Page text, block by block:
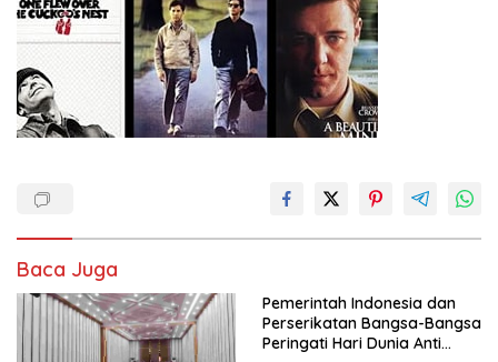
Baca Juga
Pemerintah Indonesia dan
Perserikatan Bangsa-Bangsa
Peringati Hari Dunia Anti